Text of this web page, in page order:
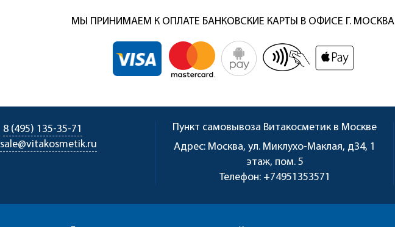
МЫ ПРИНИМАЕМ К ОПЛАТЕ БАНКОВСКИЕ КАРТЫ В ОФИСЕ Г. МОСКВА
8 (495) 135-35-71
sale@vitakosmetik.ru
Пункт самовывоза Витакосметик в Москве
Адрес: Москва, ул. Миклухо-Маклая, д34, 1
этаж, пом. 5
Телефон: +74951353571